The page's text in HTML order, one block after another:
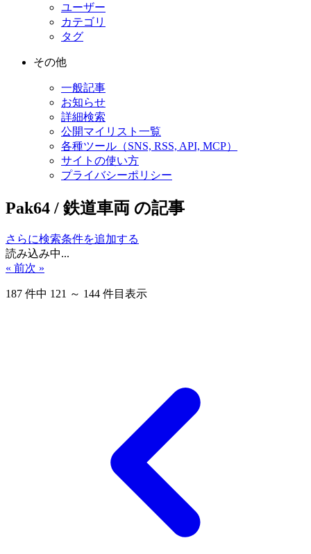
ユーザー
カテゴリ
タグ
その他
一般記事
お知らせ
詳細検索
公開マイリスト一覧
各種ツール（SNS, RSS, API, MCP）
サイトの使い方
プライバシーポリシー
Pak64 / 鉄道車両 の記事
さらに検索条件を追加する
読み込み中...
« 前次 »
187 件中 121 ～ 144 件目表示